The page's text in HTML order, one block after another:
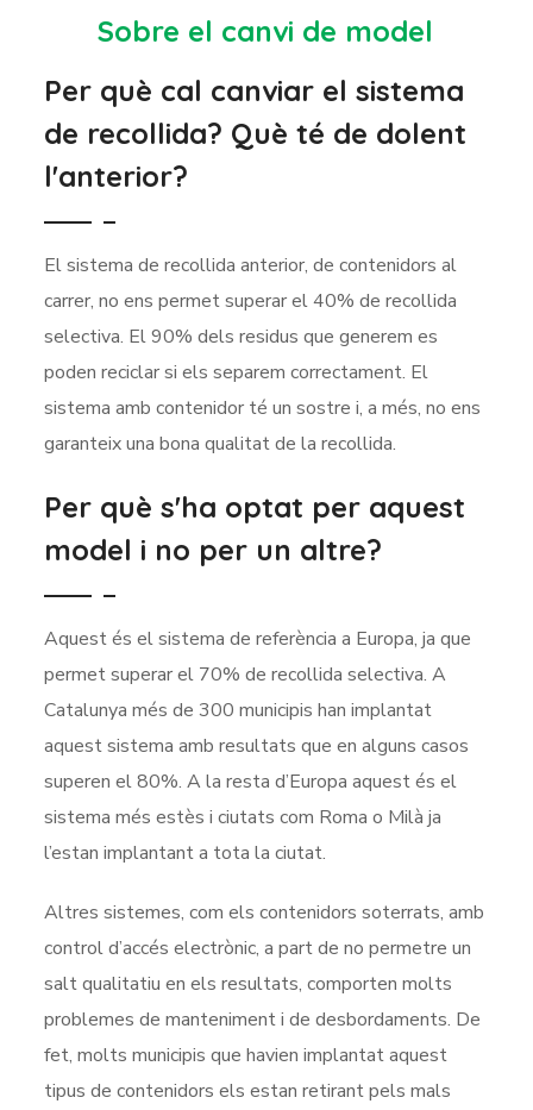
Sobre el canvi de model
Per què cal canviar el sistema
de recollida? Què té de dolent
l'anterior?
El sistema de recollida anterior, de contenidors al
carrer, no ens permet superar el 40% de recollida
selectiva. El 90% dels residus que generem es
poden reciclar si els separem correctament. El
sistema amb contenidor té un sostre i, a més, no ens
garanteix una bona qualitat de la recollida.
Per què s'ha optat per aquest
model i no per un altre?
Aquest és el sistema de referència a Europa, ja que
permet superar el 70% de recollida selectiva. A
Catalunya més de 300 municipis han implantat
aquest sistema amb resultats que en alguns casos
superen el 80%. A la resta d’Europa aquest és el
sistema més estès i ciutats com Roma o Milà ja
l’estan implantant a tota la ciutat.
Altres sistemes, com els contenidors soterrats, amb
control d’accés electrònic, a part de no permetre un
salt qualitatiu en els resultats, comporten molts
problemes de manteniment i de desbordaments. De
fet, molts municipis que havien implantat aquest
tipus de contenidors els estan retirant pels mals